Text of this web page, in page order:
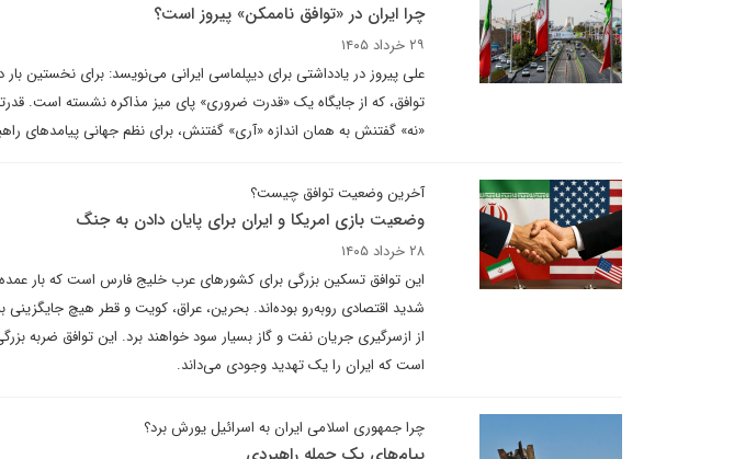
چرا ایران در «توافق ناممکن» پیروز است؟
۲۹ خرداد ۱۴۰۵
علی پیروز در یادداشتی برای دیپلماسی ایرانی می‌نویسد: برای نخستین
توافق، که از جایگاه یک «قدرت ضروری» پای میز مذاکره نشسته است.
«نه» گفتنش به همان اندازه «آری» گفتنش، برای نظم جهانی پیامدهای
آخرین وضعیت توافق چیست؟
وضعیت بازی امریکا و ایران برای پایان دادن به جنگ
۲۸ خرداد ۱۴۰۵
این توافق تسکین بزرگی برای کشورهای عرب خلیج فارس است که بار عمده
شدید اقتصادی روبه‌رو بوده‌اند. بحرین، عراق، کویت و قطر هیچ جایگزینی
از ازسرگیری جریان نفت و گاز بسیار سود خواهند برد. این توافق ضربه
است که ایران را یک تهدید وجودی می‌داند.
چرا جمهوری اسلامی ایران به اسرائیل یورش برد؟